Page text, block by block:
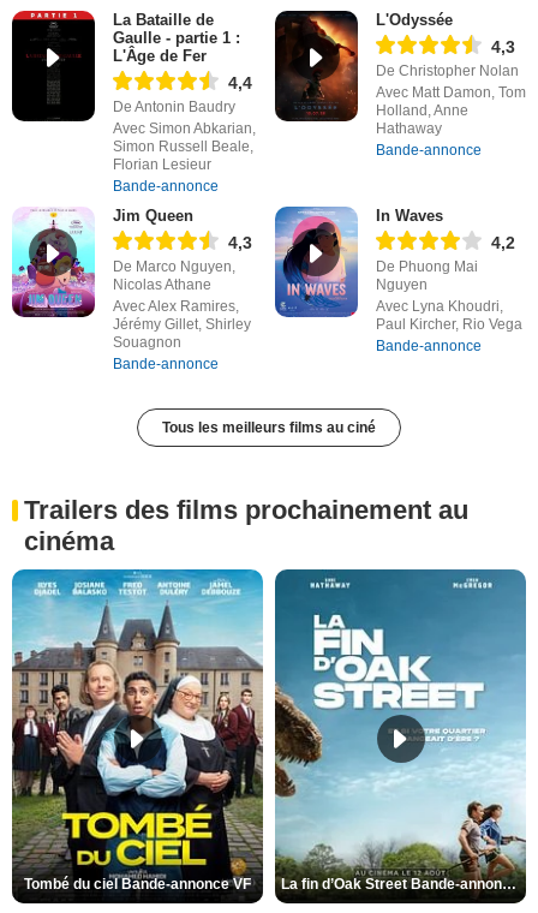
La Bataille de
Gaulle - partie 1 :
L'Âge de Fer
4,4
De Antonin Baudry
Avec Simon Abkarian,
Simon Russell Beale,
Florian Lesieur
Bande-annonce
L'Odyssée
4,3
De Christopher Nolan
Avec Matt Damon, Tom
Holland, Anne
Hathaway
Bande-annonce
Jim Queen
4,3
De Marco Nguyen,
Nicolas Athane
Avec Alex Ramires,
Jérémy Gillet, Shirley
Souagnon
Bande-annonce
In Waves
4,2
De Phuong Mai
Nguyen
Avec Lyna Khoudri,
Paul Kircher, Rio Vega
Bande-annonce
Tous les meilleurs films au ciné
Trailers des films prochainement au
cinéma
Tombé du ciel Bande-annonce VF La fin d’Oak Street Bande-annonce VO STFR